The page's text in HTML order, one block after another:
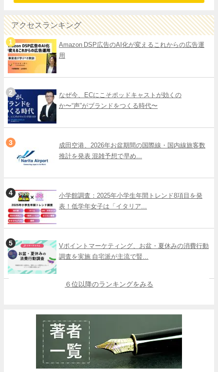
アクセスランキング
Amazon DSP広告のAI化が変えるこれからの広告運
用
なぜ今、ECにこそポッドキャストが効くの
か〜“声”がブランドをつくる時代〜
成田空港、2026年お盆期間の国際線・国内線旅客数
推計を発表 混雑予想で早め...
小学館調査：2025年小学生年間トレンド8項目を発
表！低学年女子は「イタリア...
Vポイントマーケティング、お盆・夏休みの消費行動
調査を実施 自宅派が主流で賢...
６位以降のランキングをみる